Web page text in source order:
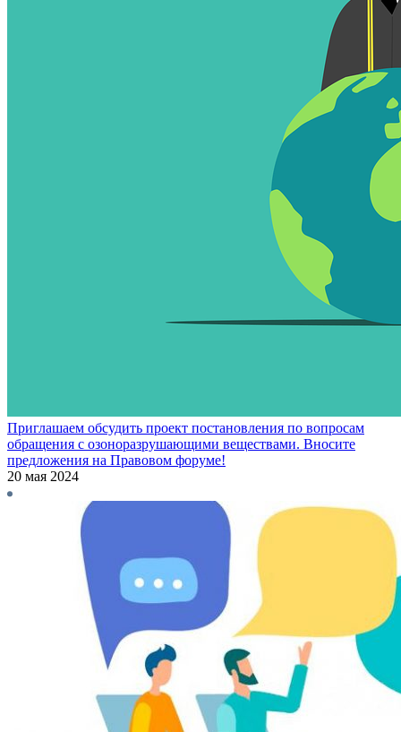
Приглашаем обсудить проект постановления по вопросам
обращения с озоноразрушающими веществами. Вносите
предложения на Правовом форуме!
20 мая 2024